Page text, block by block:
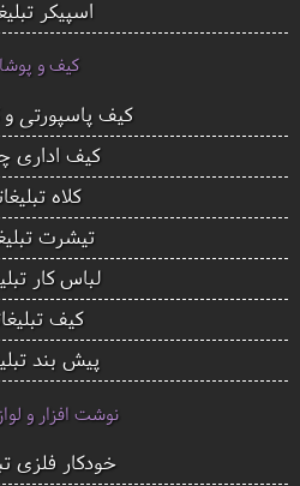
اسپیکر
کیف و
کیف پاسپورتی
کیف اداری
کلاه
تیشرت
لباس کار
کیف
پیش بند
نوشت افزار و
خودکار فلزی